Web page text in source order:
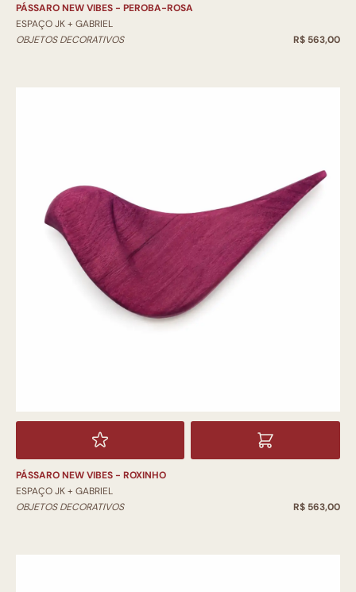
PÁSSARO NEW VIBES - PEROBA-ROSA
ESPAÇO JK + GABRIEL
OBJETOS DECORATIVOS
R$ 563,00
PÁSSARO NEW VIBES - ROXINHO
ESPAÇO JK + GABRIEL
OBJETOS DECORATIVOS
R$ 563,00